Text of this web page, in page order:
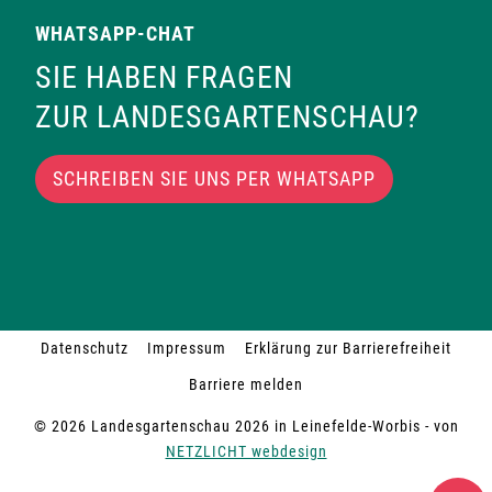
WHATSAPP-CHAT
SIE HABEN FRAGEN
ZUR LANDESGARTENSCHAU?
SCHREIBEN SIE UNS PER WHATSAPP
© 2026 Landesgartenschau 2026 in Leinefelde-Worbis - von
NETZLICHT webdesign
Datenschutz Impressum
Erklärung zur Barrierefreiheit
Barriere melden